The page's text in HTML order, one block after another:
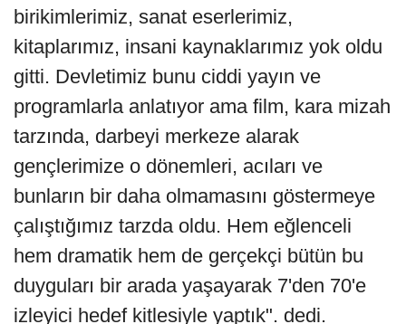
birikimlerimiz, sanat eserlerimiz,
kitaplarımız, insani kaynaklarımız yok oldu
gitti. Devletimiz bunu ciddi yayın ve
programlarla anlatıyor ama film, kara mizah
tarzında, darbeyi merkeze alarak
gençlerimize o dönemleri, acıları ve
bunların bir daha olmamasını göstermeye
çalıştığımız tarzda oldu. Hem eğlenceli
hem dramatik hem de gerçekçi bütün bu
duyguları bir arada yaşayarak 7'den 70'e
izleyici hedef kitlesiyle yaptık". dedi.